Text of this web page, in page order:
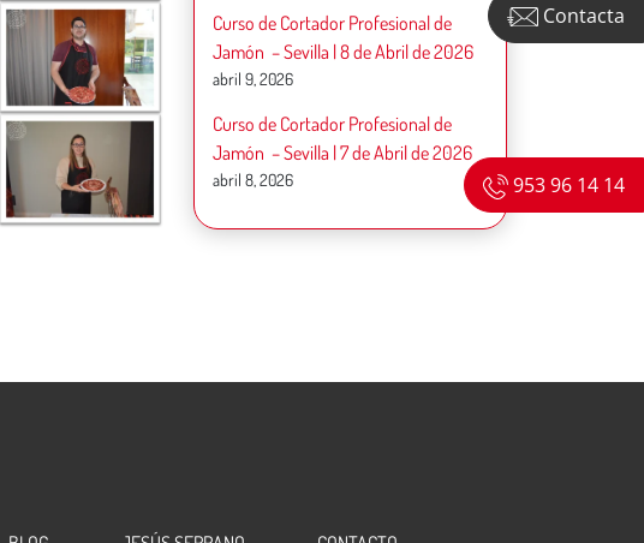
Contacta
953 96 14 14
Curso de Cortador Profesional de
Jamón – Sevilla | 8 de Abril de 2026
abril 9, 2026
Curso de Cortador Profesional de
Jamón – Sevilla | 7 de Abril de 2026
abril 8, 2026